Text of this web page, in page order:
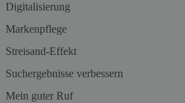
Digitalisierung
Markenpflege
Streisand-Effekt
Suchergebnisse verbessern
Mein guter Ruf